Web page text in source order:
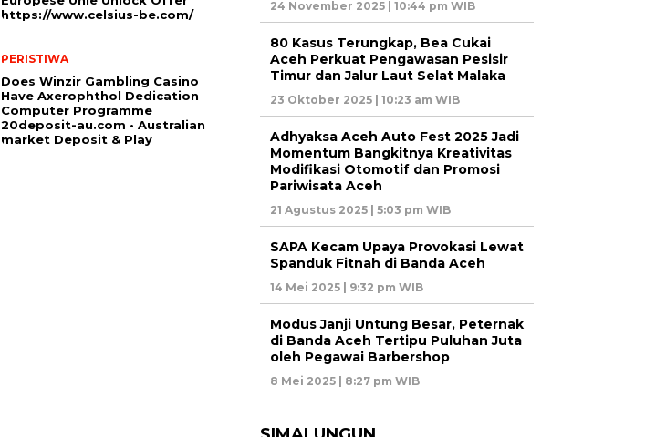
https://www.celsius-be.com/
PERISTIWA
Does Winzir Gambling Casino
Have Axerophthol Dedication
Computer Programme
20deposit-au.com • Australian
market Deposit & Play
24 November 2025 | 10:44 pm WIB
80 Kasus Terungkap, Bea Cukai
Aceh Perkuat Pengawasan Pesisir
Timur dan Jalur Laut Selat Malaka
23 Oktober 2025 | 10:23 am WIB
Adhyaksa Aceh Auto Fest 2025 Jadi
Momentum Bangkitnya Kreativitas
Modifikasi Otomotif dan Promosi
Pariwisata Aceh
21 Agustus 2025 | 5:03 pm WIB
SAPA Kecam Upaya Provokasi Lewat
Spanduk Fitnah di Banda Aceh
14 Mei 2025 | 9:32 pm WIB
Modus Janji Untung Besar, Peternak
di Banda Aceh Tertipu Puluhan Juta
oleh Pegawai Barbershop
8 Mei 2025 | 8:27 pm WIB